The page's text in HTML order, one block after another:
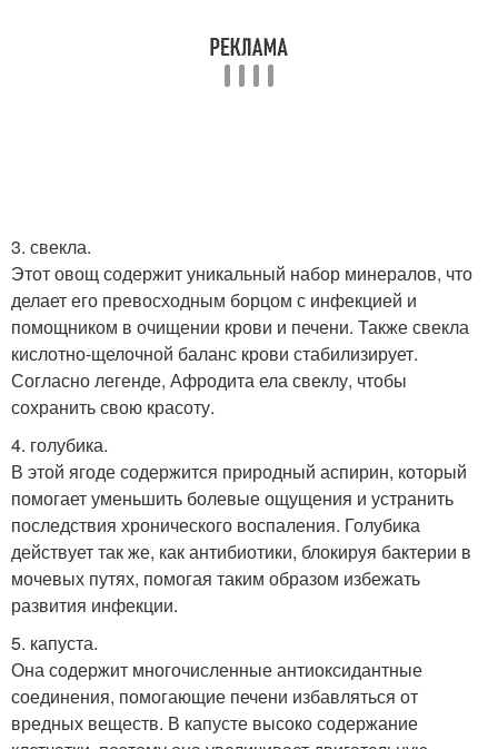
3. свекла.
Этот овощ содержит уникальный набор минералов, что
делает его превосходным борцом с инфекцией и
помощником в очищении крови и печени. Также свекла
кислотно-щелочной баланс крови стабилизирует.
Согласно легенде, Афродита ела свеклу, чтобы
сохранить свою красоту.
4. голубика.
В этой ягоде содержится природный аспирин, который
помогает уменьшить болевые ощущения и устранить
последствия хронического воспаления. Голубика
действует так же, как антибиотики, блокируя бактерии в
мочевых путях, помогая таким образом избежать
развития инфекции.
5. капуста.
Она содержит многочисленные антиоксидантные
соединения, помогающие печени избавляться от
вредных веществ. В капусте высоко содержание